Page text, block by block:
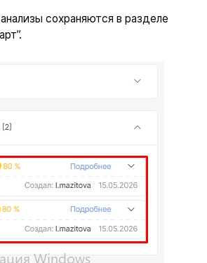
сохраняются в разделе